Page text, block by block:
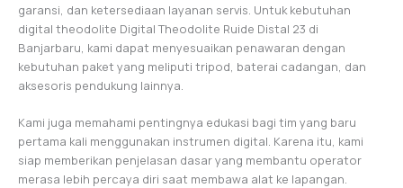
garansi, dan ketersediaan layanan servis. Untuk kebutuhan
digital theodolite Digital Theodolite Ruide Distal 23 di
Banjarbaru, kami dapat menyesuaikan penawaran dengan
kebutuhan paket yang meliputi tripod, baterai cadangan, dan
aksesoris pendukung lainnya.
Kami juga memahami pentingnya edukasi bagi tim yang baru
pertama kali menggunakan instrumen digital. Karena itu, kami
siap memberikan penjelasan dasar yang membantu operator
merasa lebih percaya diri saat membawa alat ke lapangan.